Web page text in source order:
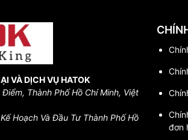
VÀ DỊCH VỤ HATOK
Thành Phố Hồ Chí Minh, Việt
Hoạch Và Đầu Tư Thành Phố Hồ
đơn